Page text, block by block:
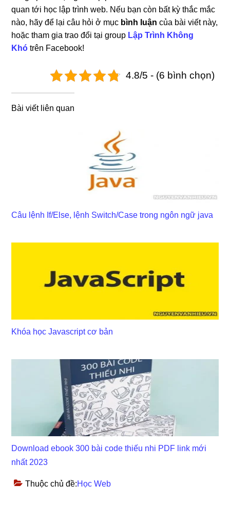
quan tới học lập trình web. Nếu bạn còn bất kỳ thắc mắc
nào, hãy để lại câu hỏi ở mục bình luận của bài viết này,
hoặc tham gia trao đổi tại group Lập Trình Không
Khó trên Facebook!
4.8/5 - (6 bình chọn)
Bài viết liên quan
Câu lệnh If/Else, lệnh Switch/Case trong ngôn ngữ java
Khóa học Javascript cơ bản
Download ebook 300 bài code thiếu nhi PDF link mới
nhất 2023
Thuộc chủ đề:Học Web